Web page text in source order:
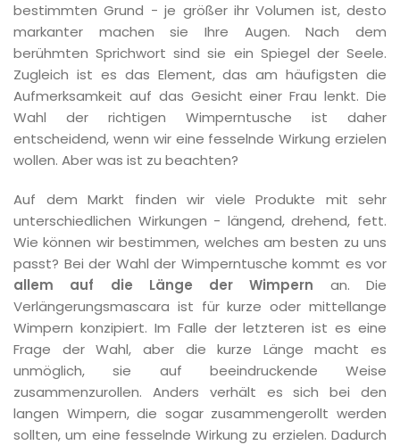
bestimmten Grund - je größer ihr Volumen ist, desto
markanter machen sie Ihre Augen. Nach dem
berühmten Sprichwort sind sie ein Spiegel der Seele.
Zugleich ist es das Element, das am häufigsten die
Aufmerksamkeit auf das Gesicht einer Frau lenkt. Die
Wahl der richtigen Wimperntusche ist daher
entscheidend, wenn wir eine fesselnde Wirkung erzielen
wollen. Aber was ist zu beachten?
Auf dem Markt finden wir viele Produkte mit sehr
unterschiedlichen Wirkungen - längend, drehend, fett.
Wie können wir bestimmen, welches am besten zu uns
passt? Bei der Wahl der Wimperntusche kommt es vor
allem auf die Länge der Wimpern an. Die
Verlängerungsmascara ist für kurze oder mittellange
Wimpern konzipiert. Im Falle der letzteren ist es eine
Frage der Wahl, aber die kurze Länge macht es
unmöglich, sie auf beeindruckende Weise
zusammenzurollen. Anders verhält es sich bei den
langen Wimpern, die sogar zusammengerollt werden
sollten, um eine fesselnde Wirkung zu erzielen. Dadurch